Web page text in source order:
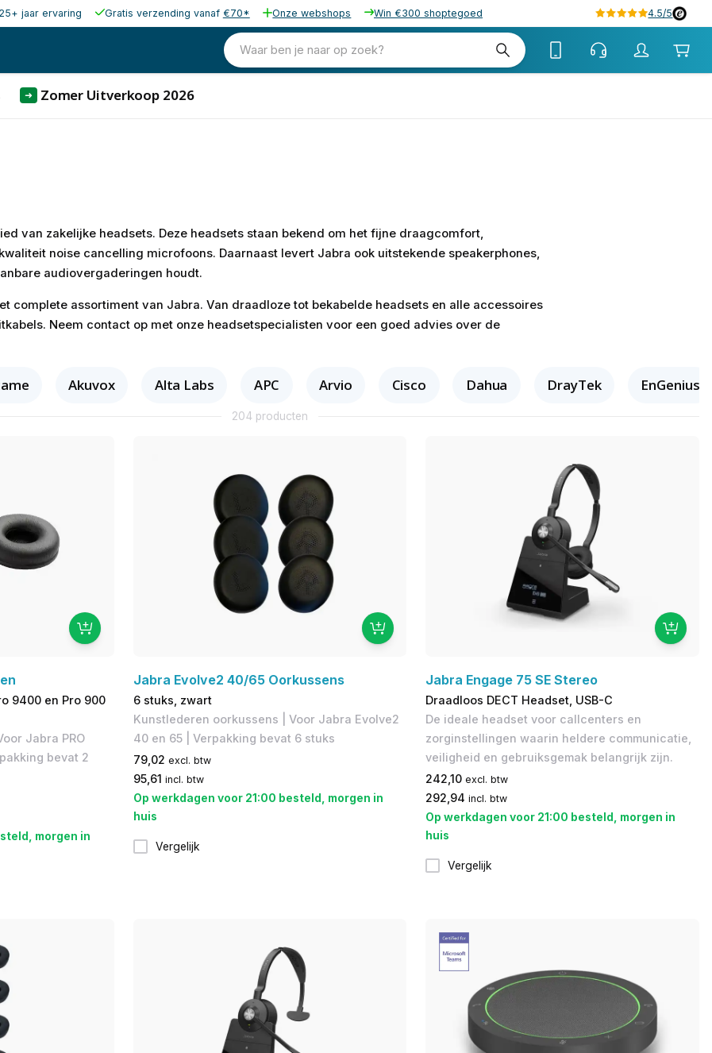
jaar ervaring Gratis verzending vanaf €70* Onze webshops Win €300 shoptegoed 4.5/5
Waar ben je naar op zoek?
➜ Zomer Uitverkoop 2026
van zakelijke headsets. Deze headsets staan bekend om het fijne draagcomfort,
noise cancelling microfoons. Daarnaast levert Jabra ook uitstekende speakerphones,
audiovergaderingen houdt.
complete assortiment van Jabra. Van draadloze tot bekabelde headsets en alle accessoires
Neem contact op met onze headsetspecialisten voor een goed advies over de
Akuvox Alta Labs APC Arvio Cisco Dahua DrayTek EnGenius
204 producten
9400 en Pro 900
Jabra PRO
bevat 2
morgen in
Jabra Evolve2 40/65 Oorkussens
6 stuks, zwart
Kunstlederen oorkussens | Voor Jabra Evolve2
40 en 65 | Verpakking bevat 6 stuks
79,02 excl. btw
95,61 incl. btw
Op werkdagen voor 21:00 besteld, morgen in
huis
Vergelijk
Jabra Engage 75 SE Stereo
Draadloos DECT Headset, USB-C
De ideale headset voor callcenters en
zorginstellingen waarin heldere communicatie,
veiligheid en gebruiksgemak belangrijk zijn.
242,10 excl. btw
292,94 incl. btw
Op werkdagen voor 21:00 besteld, morgen in
huis
Vergelijk